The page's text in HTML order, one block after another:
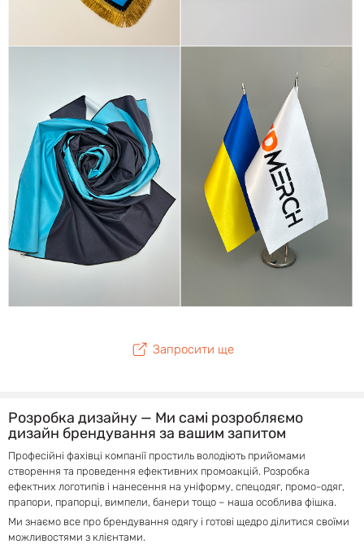
Запросити ще
Розробка дизайну — Ми самі розробляємо
дизайн брендування за вашим запитом
Професійні фахівці компанії простиль володіють прийомами
створення та проведення ефективних промоакцій. Розробка
ефектних логотипів і нанесення на уніформу, спецодяг, промо-одяг,
прапори, прапорці, вимпели, банери тощо – наша особлива фішка.
Ми знаємо все про брендування одягу і готові щедро ділитися своїми
можливостями з клієнтами.